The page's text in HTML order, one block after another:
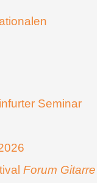
Seminar
Forum Gitarre